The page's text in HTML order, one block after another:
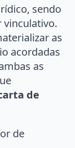
sendo
vinculativo.
as
acordadas
as
de
de